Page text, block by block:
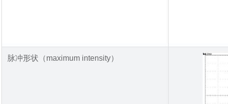
脉冲形状（maximum intensity）